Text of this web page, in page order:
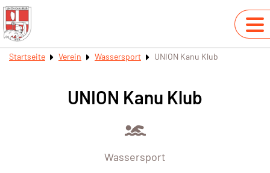
Startseite Verein Wassersport UNION Kanu Klub
UNION Kanu Klub
Wassersport